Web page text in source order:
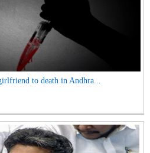
to death in Andhra...